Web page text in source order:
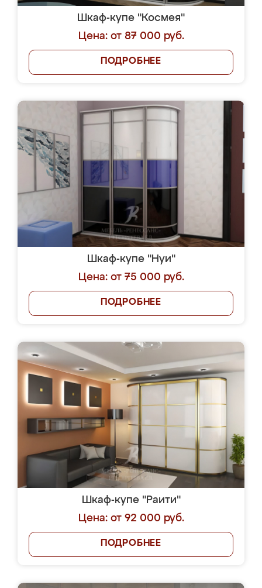
Шкаф-купе "Космея"
Цена: от 87 000 руб.
ПОДРОБНЕЕ
Шкаф-купе "Нуи"
Цена: от 75 000 руб.
ПОДРОБНЕЕ
Шкаф-купе "Раити"
Цена: от 92 000 руб.
ПОДРОБНЕЕ